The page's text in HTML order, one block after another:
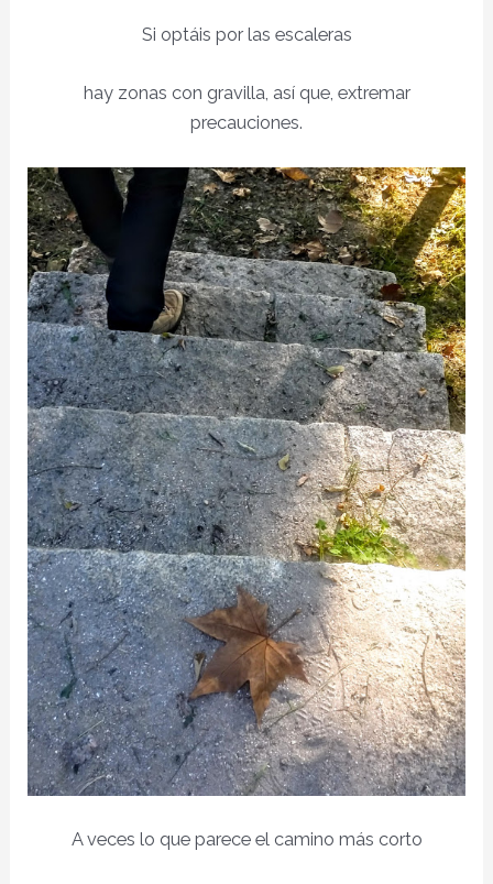
Si optáis por las escaleras
hay zonas con gravilla, así que, extremar
precauciones.
A veces lo que parece el camino más corto